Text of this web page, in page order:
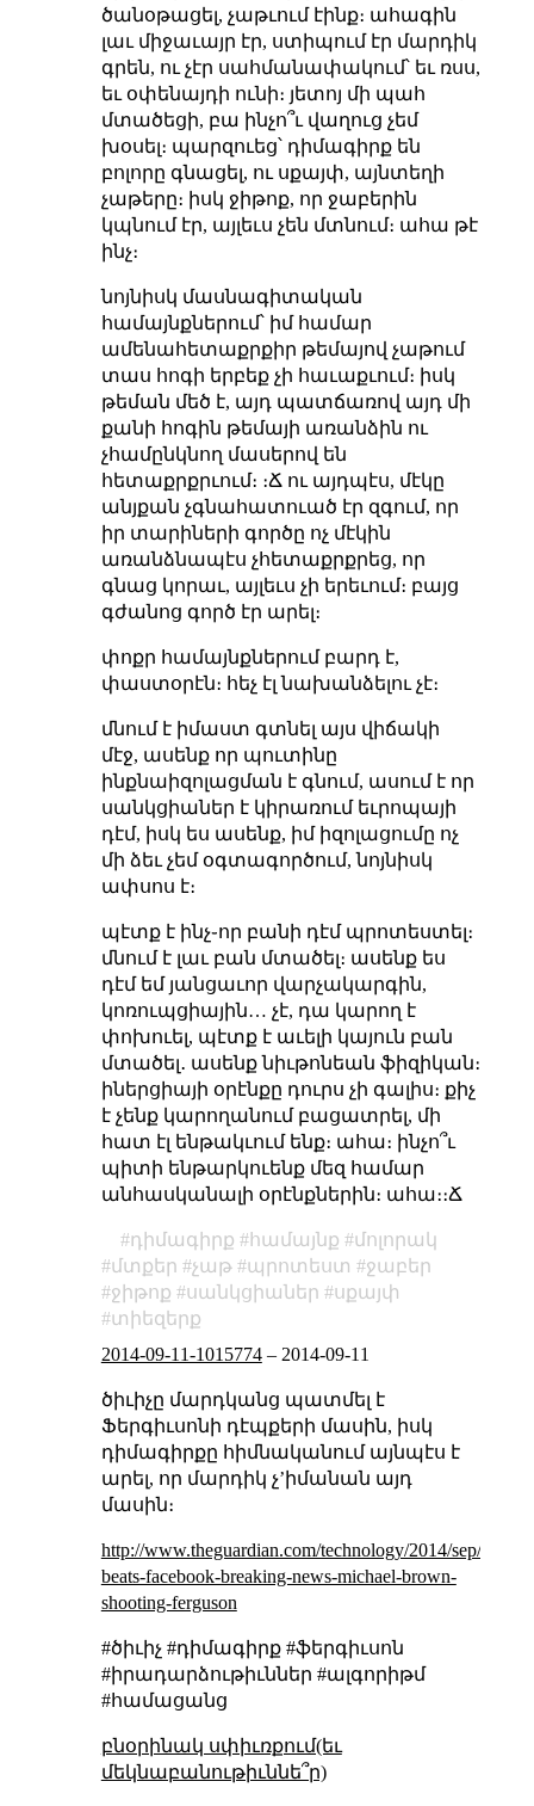
ծանօթացել, չաթւում էինք։ ահագին
լաւ միջաւայր էր, ստիպում էր մարդիկ
գրեն, ու չէր սահմանափակում՝ եւ ռսս,
եւ օփենայդի ունի։ յետոյ մի պահ
մտածեցի, բա ինչո՞ւ վաղուց չեմ
խօսել։ պարզուեց՝ դիմագիրք են
բոլորը գնացել, ու սքայփ, այնտեղի
չաթերը։ իսկ ջիթոք, որ ջաբերին
կպնում էր, այլեւս չեն մտնում։ ահա թէ
ինչ։
նոյնիսկ մասնագիտական
համայնքներում՝ իմ համար
ամենահետաքրքիր թեմայով չաթում
տաս հոգի երբեք չի հաւաքւում։ իսկ
թեման մեծ է, այդ պատճառով այդ մի
քանի հոգին թեմայի առանձին ու
չհամընկնող մասերով են
հետաքրքրւում։ ։Ճ ու այդպէս, մէկը
անյքան չգնահատուած էր զգում, որ
իր տարիների գործը ոչ մէկին
առանձնապէս չհետաքրքրեց, որ
գնաց կորաւ, այլեւս չի երեւում։ բայց
գժանոց գործ էր արել։
փոքր համայնքներում բարդ է,
փաստօրէն։ հեչ էլ նախանձելու չէ։
մնում է իմաստ գտնել այս վիճակի
մէջ, ասենք որ պուտինը
ինքնաիզոլացման է գնում, ասում է որ
սանկցիաներ է կիրառում եւրոպայի
դէմ, իսկ ես ասենք, իմ իզոլացումը ոչ
մի ձեւ չեմ օգտագործում, նոյնիսկ
ափսոս է։
պէտք է ինչ֊որ բանի դէմ պրոտեստել։
մնում է լաւ բան մտածել։ ասենք ես
դէմ եմ յանցաւոր վարչակարգին,
կոռուպցիային… չէ, դա կարող է
փոխուել, պէտք է աւելի կայուն բան
մտածել․ ասենք նիւթոնեան ֆիզիկան։
իներցիայի օրէնքը դուրս չի գալիս։ քիչ
է չենք կարողանում բացատրել, մի
հատ էլ ենթակւում ենք։ ահա։ ինչո՞ւ
պիտի ենթարկուենք մեզ համար
անհասկանալի օրէնքներին։ ահա։։Ճ
դիմագիրք համայնք
մոլորակ
մտքեր
չաթ պրոտեստ
ջաբեր
ջիթոք
սանկցիաներ
սքայփ
տիեզերք
2014-09-11-1015774– 2014-09-11
ծիւիչը մարդկանց պատմել է
Ֆերգիւսոնի դէպքերի մասին, իսկ
դիմագիրքը հիմնականում այնպէս է
արել, որ մարդիկ չʼիմանան այդ
մասին։
http://www.theguardian.com/technology/2014/sep/06/
beats-facebook-breaking-news-michael-brown-
shooting-ferguson
#ծիւիչ #դիմագիրք #ֆերգիւսոն
#իրադարձութիւններ #ալգորիթմ
#համացանց
բնօրինակ սփիւռքում(եւ
մեկնաբանութիւննե՞ր)